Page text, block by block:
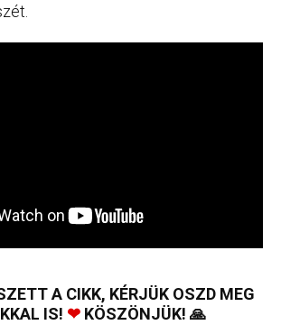
A CIKK, KÉRJÜK OSZD MEG
IS! ❤KÖSZÖNJÜK! 🙏